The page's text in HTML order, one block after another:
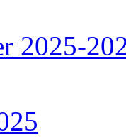
2025-